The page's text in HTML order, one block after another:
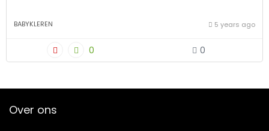
BABYKLEREN 5 years ago
0 0
Over ons